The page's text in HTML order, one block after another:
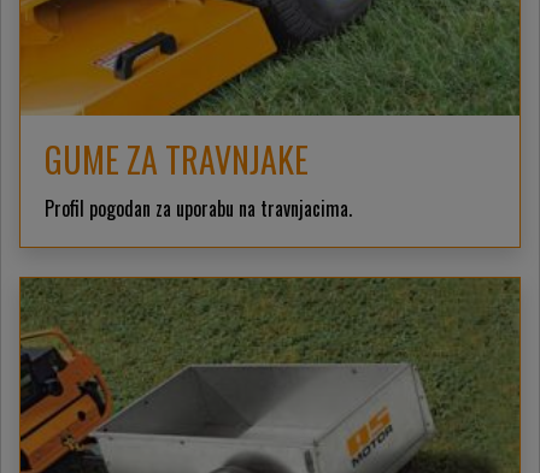
GUME ZA TRAVNJAKE
Profil pogodan za uporabu na travnjacima.